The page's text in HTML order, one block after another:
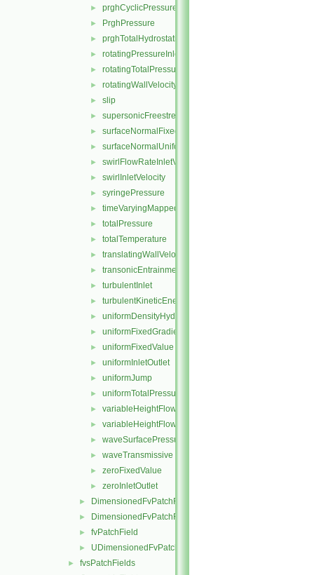
► prghCyclicPressure
► PrghPressure
► prghTotalHydrostaticPressure
► rotatingPressureInletOutletVelocity
► rotatingTotalPressure
► rotatingWallVelocity
► slip
► supersonicFreestream
► surfaceNormalFixedValue
► surfaceNormalUniformFixedValue
► swirlFlowRateInletVelocity
► swirlInletVelocity
► syringePressure
► timeVaryingMappedFixedValue
► totalPressure
► totalTemperature
► translatingWallVelocity
► transonicEntrainmentPressure
► turbulentInlet
► turbulentKineticEnergy
► uniformDensityHydrostaticPressure
► uniformFixedGradient
► uniformFixedValue
► uniformInletOutlet
► uniformJump
► uniformTotalPressure
► variableHeightFlowRate
► variableHeightFlowRateInletVelocity
► waveSurfacePressure
► waveTransmissive
► zeroFixedValue
► zeroInletOutlet
► DimensionedFvPatchFieldFunctions
► DimensionedFvPatchFields
► fvPatchField
► UDimensionedFvPatchFields
► fvsPatchFields